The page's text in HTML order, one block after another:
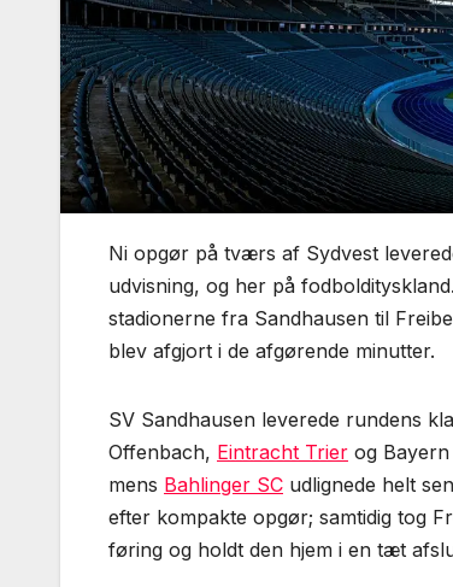
Ni opgør på tværs af Sydvest
udvisning, og her på
stadionerne fra Sandhausen til
blev afgjort i de afgørende minutter.
SV Sandhausen leverede rundens
Offenbach, Eintracht Trier og
mens Bahlinger SC udlignede helt
efter kompakte opgør; samtidig tog
føring og holdt den hjem i en tæt